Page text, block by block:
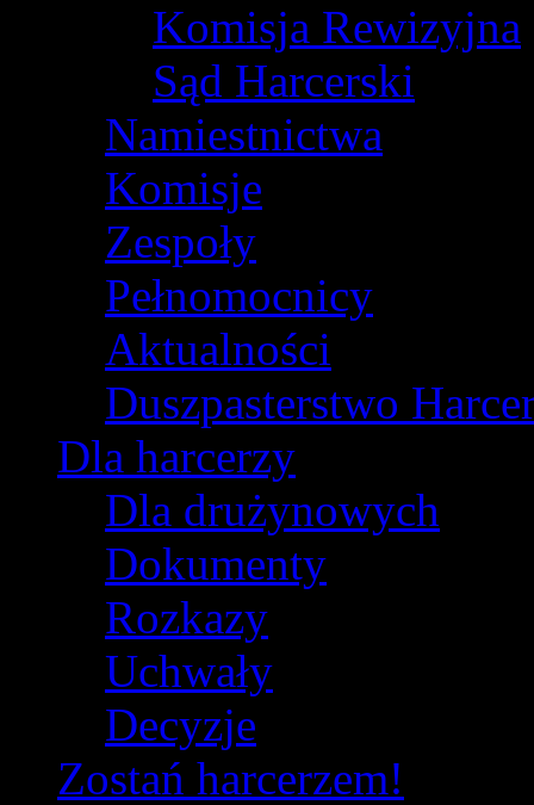
Komisja Rewizyjna
Sąd Harcerski
Namiestnictwa
Komisje
Zespoły
Pełnomocnicy
Aktualności
Duszpasterstwo
Dla harcerzy
Dla drużynowych
Dokumenty
Rozkazy
Uchwały
Decyzje
Zostań harcerzem!